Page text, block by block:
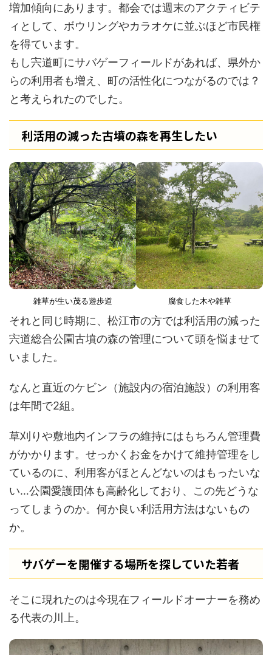
増加傾向にあります。都会では週末のアクティビテ
ィとして、ボウリングやカラオケに並ぶほど市民権
を得ています。
もし宍道町にサバゲーフィールドがあれば、県外か
らの利用者も増え、町の活性化につながるのでは？
と考えられたのでした。
利活用の減った古墳の森を再生したい
雑草が生い茂る遊歩道 腐食した木や雑草
それと同じ時期に、松江市の方では利活用の減った
宍道総合公園古墳の森の管理について頭を悩ませて
いました。
なんと直近のケビン（施設内の宿泊施設）の利用客
は年間で2組。
草刈りや敷地内インフラの維持にはもちろん管理費
がかかります。せっかくお金をかけて維持管理をし
ているのに、利用客がほとんどないのはもったいな
い…公園愛護団体も高齢化しており、この先どうな
ってしまうのか。何か良い利活用方法はないもの
か。
サバゲーを開催する場所を探していた若者
そこに現れたのは今現在フィールドオーナーを務め
る代表の川上。